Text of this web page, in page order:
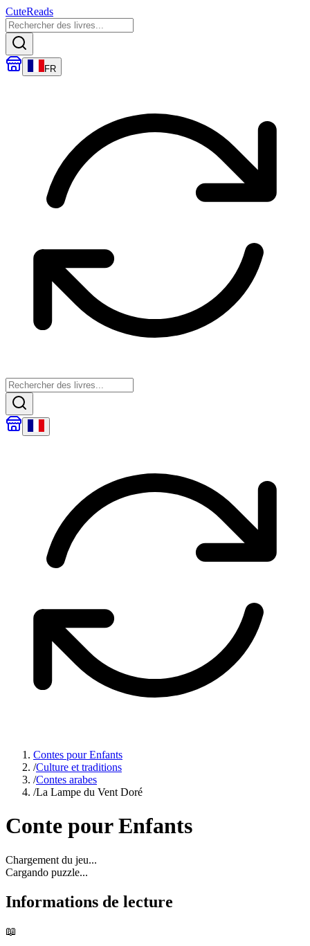
CuteReads
FR
Contes pour Enfants
/Culture et traditions
/Contes arabes
/La Lampe du Vent Doré
Conte pour Enfants
Chargement du jeu...
Cargando puzzle...
Informations de lecture
📖